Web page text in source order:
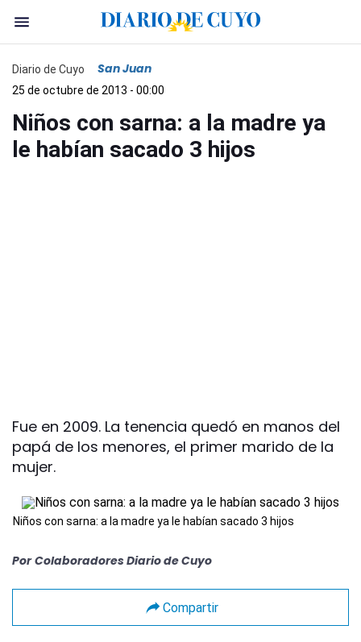
Diario de Cuyo San Juan
25 de octubre de 2013 - 00:00
Niños con sarna: a la madre ya
le habían sacado 3 hijos
Fue en 2009. La tenencia quedó en manos del
papá de los menores, el primer marido de la
mujer.
Niños con sarna: a la madre ya le habían sacado 3 hijos
Por Colaboradores Diario de Cuyo
Compartir